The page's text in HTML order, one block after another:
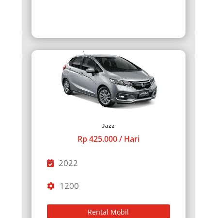
Jazz
Rp 425.000 / Hari
2022
1200
Rental Mobil